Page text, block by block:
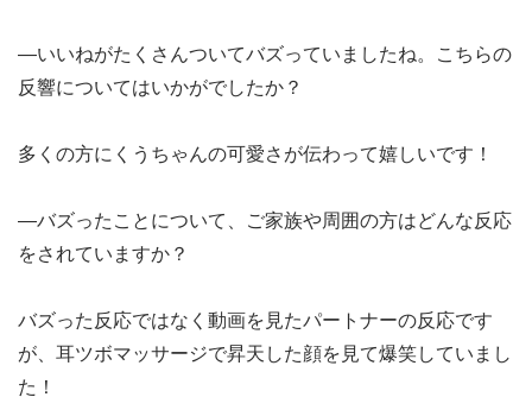
―いいねがたくさんついてバズっていましたね。こちらの
反響についてはいかがでしたか？
多くの方にくうちゃんの可愛さが伝わって嬉しいです！
―バズったことについて、ご家族や周囲の方はどんな反応
をされていますか？
バズった反応ではなく動画を見たパートナーの反応です
が、耳ツボマッサージで昇天した顔を見て爆笑していまし
た！